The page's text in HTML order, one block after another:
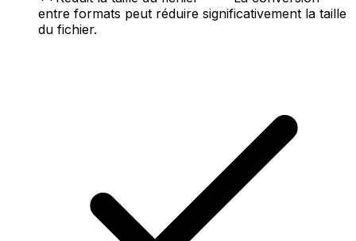
entre formats peut réduire significativement la taille
du fichier.